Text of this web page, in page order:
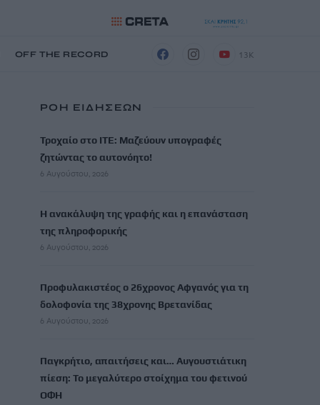
OFF THE RECORD 13K
ΡΟΗ ΕΙΔΗΣΕΩΝ
Τροχαίο στο ΙΤΕ: Μαζεύουν υπογραφές
ζητώντας το αυτονόητο!
6 Αυγούστου, 2026
Η ανακάλυψη της γραφής και η επανάσταση
της πληροφορικής
6 Αυγούστου, 2026
Προφυλακιστέος ο 26χρονος Αφγανός για τη
δολοφονία της 38χρονης Βρετανίδας
6 Αυγούστου, 2026
Παγκρήτιο, απαιτήσεις και… Αυγουστιάτικη
πίεση: Το μεγαλύτερο στοίχημα του φετινού
ΟΦΗ